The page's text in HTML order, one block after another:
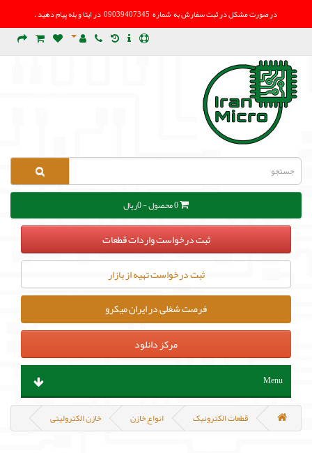
در صورت مشکل درثبت سفارش به شماره 09039407345 در ایتا و بله پیام دهید .
0 محصول - 0ریال
ثبت درخواست واردات قطعات
ثبت درخواست تهیه از بازار
فرصت شغلی در ایران میکرو
مرکز دانلود
Menu
ابزار آلات و تجهیزات
قطعات الکترونیک انواع خازن خازن الکترولیتی